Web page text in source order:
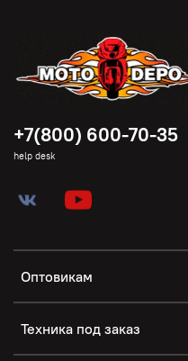
Оптовикам
Техника под заказ
+7(800) 600-70-35
help desk